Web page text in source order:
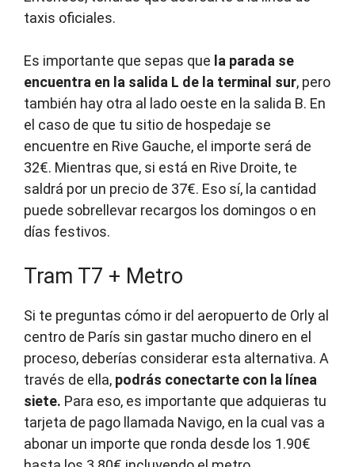
taxis oficiales.
Es importante que sepas que la parada se
encuentra en la salida L de la terminal sur, pero
también hay otra al lado oeste en la salida B. En
el caso de que tu sitio de hospedaje se
encuentre en Rive Gauche, el importe será de
32€. Mientras que, si está en Rive Droite, te
saldrá por un precio de 37€. Eso sí, la cantidad
puede sobrellevar recargos los domingos o en
días festivos.
Tram T7 + Metro
Si te preguntas cómo ir del aeropuerto de Orly al
centro de París sin gastar mucho dinero en el
proceso, deberías considerar esta alternativa. A
través de ella, podrás conectarte con la línea
siete. Para eso, es importante que adquieras tu
tarjeta de pago llamada Navigo, en la cual vas a
abonar un importe que ronda desde los 1.90€